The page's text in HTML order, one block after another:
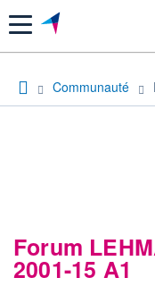
Menu
Communauté
Forum
2001-15 A1